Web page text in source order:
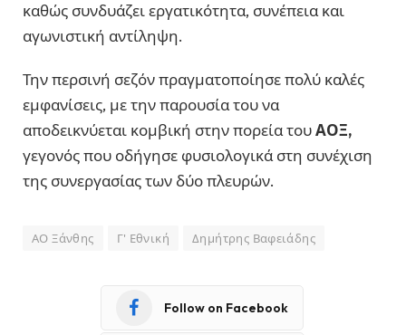
καθώς συνδυάζει εργατικότητα, συνέπεια και
αγωνιστική αντίληψη.
Την περσινή σεζόν πραγματοποίησε πολύ καλές
εμφανίσεις, με την παρουσία του να
αποδεικνύεται κομβική στην πορεία τουΑΟΞ,
γεγονός που οδήγησε φυσιολογικά στη συνέχιση
της συνεργασίας των δύο πλευρών.
ΑΟ Ξάνθης Γ' Εθνική Δημήτρης Βαφειάδης
Follow on Facebook